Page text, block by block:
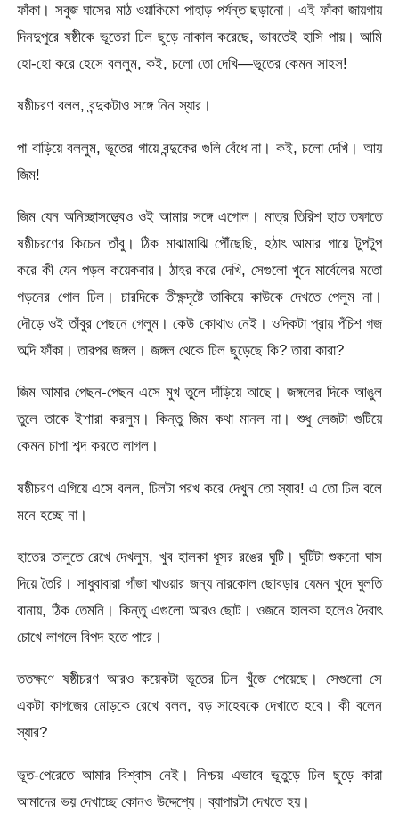
ফাঁকা। সবুজ ঘাসের মাঠ ওয়াকিমো পাহাড় পর্যন্ত ছড়ানো। এই ফাঁকা জায়গায়
দিনদুপুরে ষষ্ঠীকে ভূতেরা ঢিল ছুড়ে নাকাল করেছে, ভাবতেই হাসি পায়। আমি
হো-হো করে হেসে বললুম, কই, চলো তো দেখি—ভূতের কেমন সাহস!
ষষ্ঠীচরণ বলল, বন্দুকটাও সঙ্গে নিন স্যার।
পা বাড়িয়ে বললুম, ভূতের গায়ে বন্দুকের গুলি বেঁধে না। কই, চলো দেখি। আয়
জিম!
জিম যেন অনিচ্ছাসত্ত্বেও ওই আমার সঙ্গে এগোল। মাত্র তিরিশ হাত তফাতে
ষষ্ঠীচরণের কিচেন তাঁবু। ঠিক মাঝামাঝি পৌঁছেছি, হঠাৎ আমার গায়ে টুপটুপ
করে কী যেন পড়ল কয়েকবার। ঠাহর করে দেখি, সেগুলো খুদে মার্বেলের মতো
গড়নের গোল ঢিল। চারদিকে তীক্ষ্ণদৃষ্টে তাকিয়ে কাউকে দেখতে পেলুম না।
দৌড়ে ওই তাঁবুর পেছনে গেলুম। কেউ কোথাও নেই। ওদিকটা প্রায় পঁচিশ গজ
অব্দি ফাঁকা। তারপর জঙ্গল। জঙ্গল থেকে ঢিল ছুড়েছে কি? তারা কারা?
জিম আমার পেছন-পেছন এসে মুখ তুলে দাঁড়িয়ে আছে। জঙ্গলের দিকে আঙুল
তুলে তাকে ইশারা করলুম। কিন্তু জিম কথা মানল না। শুধু লেজটা গুটিয়ে
কেমন চাপা শব্দ করতে লাগল।
ষষ্ঠীচরণ এগিয়ে এসে বলল, ঢিলটা পরখ করে দেখুন তো স্যার! এ তো ঢিল বলে
মনে হচ্ছে না।
হাতের তালুতে রেখে দেখলুম, খুব হালকা ধূসর রঙের ঘুটি। ঘুটিটা শুকনো ঘাস
দিয়ে তৈরি। সাধুবাবারা গাঁজা খাওয়ার জন্য নারকোল ছোবড়ার যেমন খুদে ঘুলতি
বানায়, ঠিক তেমনি। কিন্তু এগুলো আরও ছোট। ওজনে হালকা হলেও দৈবাৎ
চোখে লাগলে বিপদ হতে পারে।
ততক্ষণে ষষ্ঠীচরণ আরও কয়েকটা ভূতের ঢিল খুঁজে পেয়েছে। সেগুলো সে
একটা কাগজের মোড়কে রেখে বলল, বড় সাহেবকে দেখাতে হবে। কী বলেন
স্যার?
ভূত-পেরেতে আমার বিশ্বাস নেই। নিশ্চয় এভাবে ভূতুড়ে ঢিল ছুড়ে কারা
আমাদের ভয় দেখাচ্ছে কোনও উদ্দেশ্যে। ব্যাপারটা দেখতে হয়।